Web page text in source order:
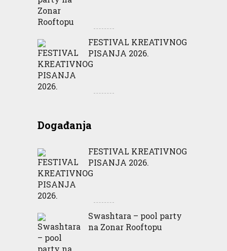
FESTIVAL KREATIVNOG
PISANJA 2026.
Događanja
FESTIVAL KREATIVNOG
PISANJA 2026.
Swashtara – pool party
na Zonar Rooftopu